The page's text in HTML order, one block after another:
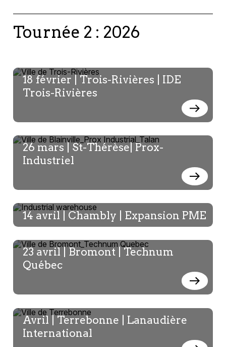
René Tremblay
Marie-Christine Ferland
CRVI-Directrice générale
Dany Charest
TechniTextile-Directeur général
Amélie Dubé
FCEI- Analyste principale des politiques
Tournée 2 : 2026
18 février | Trois-Rivières | IDE
Trois-Rivières
26 mars | St-Thérèse| Prox-
Industriel
14 avril | Chambly | Expansion PME
23 avril | Bromont | Technum
Québec
Avril | Terrebonne | Lanaudière
International